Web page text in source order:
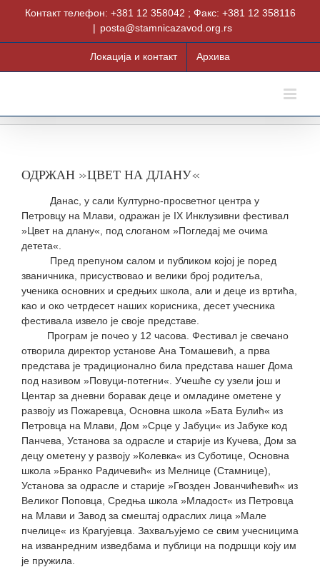
Контакт телефон: +381 12 358042 ; Факс: +381 12 358116
| posta@stamnicazavod.org.rs
Локација и контакт Архива
ОДРЖАН »ЦВЕТ НА ДЛАНУ«
Данас, у сали Културно-просветног центра у
Петровцу на Млави, одражан је IX Инклузивни фестивал
»Цвет на длану«, под слоганом »Погледај ме очима
детета«.
Пред препуном салом и публиком којој је поред
званичника, присуствовао и велики број родитеља,
ученика основних и средњих школа, али и деце из вртића,
као и око четрдесет наших корисника, десет учесника
фестивала извело је своје представе.
Програм је почео у 12 часова. Фестивал је свечано
отворила директор установе Ана Томашевић, а прва
представа је традиционално била представа нашег Дома
под називом »Повуци-потегни«. Учешће су узели још и
Центар за дневни боравак деце и омладине ометене у
развоју из Пожаревца, Основна школа »Бата Булић« из
Петровца на Млави, Дом »Срце у Јабуци« из Јабуке код
Панчева, Установа за одрасле и старије из Кучева, Дом за
децу ометену у развоју »Колевка« из Суботице, Основна
школа »Бранко Радичевић« из Мелнице (Стамнице),
Установа за одрасле и старије »Гвозден Јованчићевић« из
Великог Поповца, Средња школа »Младост« из Петровца
на Млави и Завод за смештај одраслих лица »Мале
пчелице« из Крагујевца. Захваљујемо се свим учесницима
на изванредним изведбама и публици на подршци коју им
је пружила.